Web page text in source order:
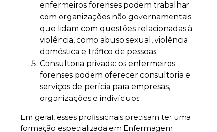
enfermeiros forenses podem trabalhar
com organizações não governamentais
que lidam com questões relacionadas à
violência, como abuso sexual, violência
doméstica e tráfico de pessoas.
Consultoria privada: os enfermeiros
forenses podem oferecer consultoria e
serviços de perícia para empresas,
organizações e indivíduos.
Em geral, esses profissionais precisam ter uma
formação especializada em Enfermagem